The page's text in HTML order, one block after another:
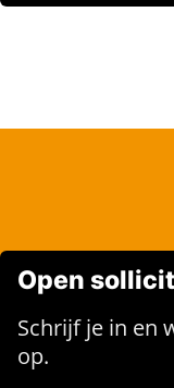
Open
Schrijf je in en
op.